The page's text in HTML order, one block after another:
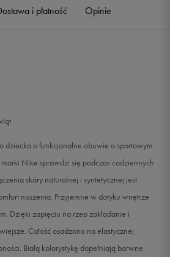
Powiadom o dostępności
Powiadom o dostępności
Powiadom o dostępności
i płatność Opinie
dziecka o funkcjonalne obuwie o sportowym
Nike sprawdzi się podczas codziennych
skóry naturalnej i syntetycznej jest
noszenia. Przyjemne w dotyku wnętrze
Dzięki zapięciu na rzep zakładanie i
Całość osadzono na elastycznej
Białą kolorystykę dopełniają barwne